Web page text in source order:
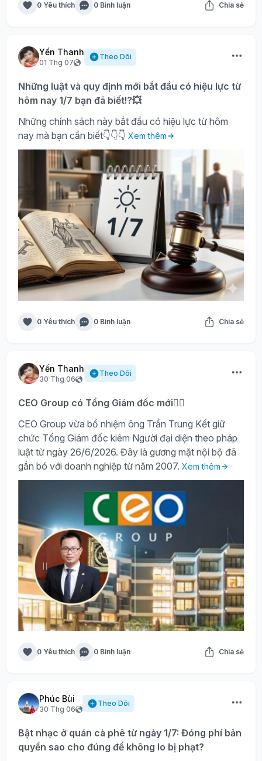
0 Yêu thích 0 Bình luận Chia sẻ
Yến Thanh
01 Thg 07
Theo Dõi
Những luật và quy định mới bắt đầu có hiệu lực từ
hôm nay 1/7 bạn đã biết!?💥
Những chính sách này bắt đầu có hiệu lực từ hôm
nay mà bạn cần biết👇👇👇 Xem thêm
0 Yêu thích 0 Bình luận Chia sẻ
Yến Thanh
30 Thg 06
Theo Dõi
CEO Group có Tổng Giám đốc mới🙍‍♂️
CEO Group vừa bổ nhiệm ông Trần Trung Kết giữ
chức Tổng Giám đốc kiêm Người đại diện theo pháp
luật từ ngày 26/6/2026. Đây là gương mặt nội bộ đã
gắn bó với doanh nghiệp từ năm 2007. Xem thêm
0 Yêu thích 0 Bình luận Chia sẻ
Phúc Bùi
30 Thg 06
Theo Dõi
Bật nhạc ở quán cà phê từ ngày 1/7: Đóng phí bản
quyền sao cho đúng để không lo bị phạt?